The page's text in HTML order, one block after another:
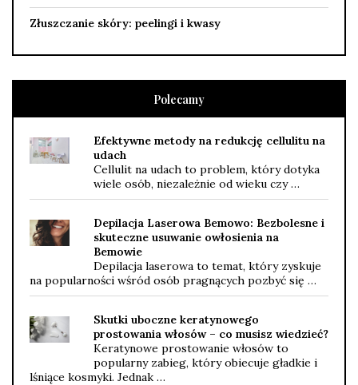
Złuszczanie skóry: peelingi i kwasy
Polecamy
Efektywne metody na redukcję cellulitu na
udach
Cellulit na udach to problem, który dotyka
wiele osób, niezależnie od wieku czy …
Depilacja Laserowa Bemowo: Bezbolesne i
skuteczne usuwanie owłosienia na
Bemowie
Depilacja laserowa to temat, który zyskuje
na popularności wśród osób pragnących pozbyć się …
Skutki uboczne keratynowego
prostowania włosów – co musisz wiedzieć?
Keratynowe prostowanie włosów to
popularny zabieg, który obiecuje gładkie i
lśniące kosmyki. Jednak …